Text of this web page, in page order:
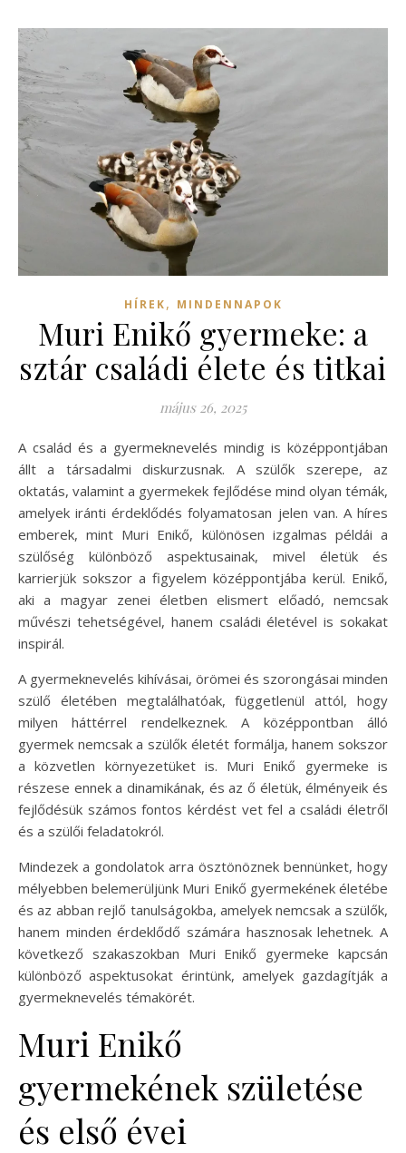
HÍREK, MINDENNAPOK
Muri Enikő gyermeke: a
sztár családi élete és titkai
május 26, 2025
A család és a gyermeknevelés mindig is középpontjában
állt a társadalmi diskurzusnak. A szülők szerepe, az
oktatás, valamint a gyermekek fejlődése mind olyan témák,
amelyek iránti érdeklődés folyamatosan jelen van. A híres
emberek, mint Muri Enikő, különösen izgalmas példái a
szülőség különböző aspektusainak, mivel életük és
karrierjük sokszor a figyelem középpontjába kerül. Enikő,
aki a magyar zenei életben elismert előadó, nemcsak
művészi tehetségével, hanem családi életével is sokakat
inspirál.
A gyermeknevelés kihívásai, örömei és szorongásai minden
szülő életében megtalálhatóak, függetlenül attól, hogy
milyen háttérrel rendelkeznek. A középpontban álló
gyermek nemcsak a szülők életét formálja, hanem sokszor
a közvetlen környezetüket is. Muri Enikő gyermeke is
részese ennek a dinamikának, és az ő életük, élményeik és
fejlődésük számos fontos kérdést vet fel a családi életről
és a szülői feladatokról.
Mindezek a gondolatok arra ösztönöznek bennünket, hogy
mélyebben belemerüljünk Muri Enikő gyermekének életébe
és az abban rejlő tanulságokba, amelyek nemcsak a szülők,
hanem minden érdeklődő számára hasznosak lehetnek. A
következő szakaszokban Muri Enikő gyermeke kapcsán
különböző aspektusokat érintünk, amelyek gazdagítják a
gyermeknevelés témakörét.
Muri Enikő
gyermekének születése
és első évei